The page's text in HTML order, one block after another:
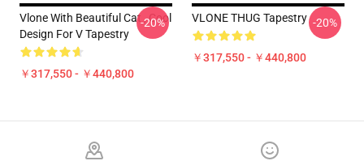
Vlone With Beautiful Cat , Cool
Design For V Tapestry
￥317,550 - ￥440,800
-20% VLONE THUG Tapestry
￥317,550 - ￥440,800
-20%